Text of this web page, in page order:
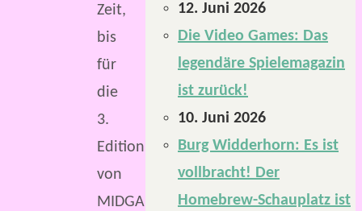
Zeit,
bis
für
die
3.
Edition
von
MIDGARD
12. Juni 2026
Die Video Games: Das
legendäre Spielemagazin
ist zurück!
10. Juni 2026
Burg Widderhorn: Es ist
vollbracht! Der
Homebrew-Schauplatz ist